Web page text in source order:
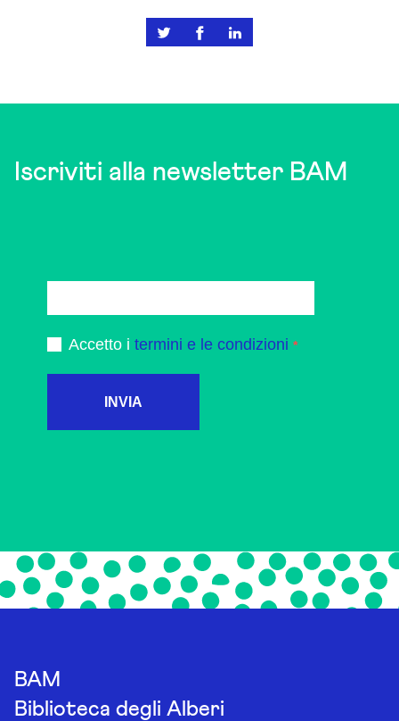
Iscriviti alla newsletter BAM
Accetto i termini e le condizioni
INVIA
BAM
Biblioteca degli Alberi